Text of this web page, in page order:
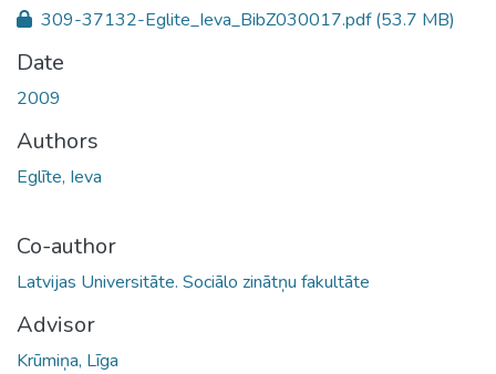
309-37132-Eglite_Ieva_BibZ030017.pdf(53.7 MB)
Date
2009
Authors
Eglīte, Ieva
Co-author
Latvijas Universitāte. Sociālo zinātņu fakultāte
Advisor
Krūmiņa, Līga